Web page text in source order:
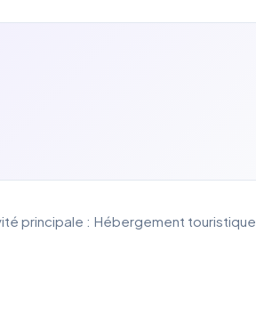
principale : Hébergement touristique.